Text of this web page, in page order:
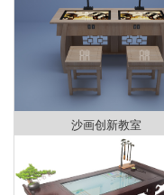
沙画创新教室